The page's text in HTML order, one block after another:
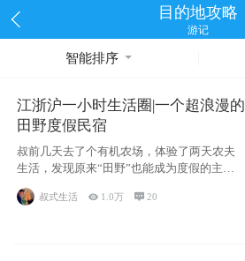
目的地攻略
游记
智能排序
江浙沪一小时生活圈|一个超浪漫的
田野度假民宿
叔前几天去了个有机农场，体验了两天农夫
生活，发现原来“田野”也能成为度假的主旋
律。江
叔式生活  1.0万 20